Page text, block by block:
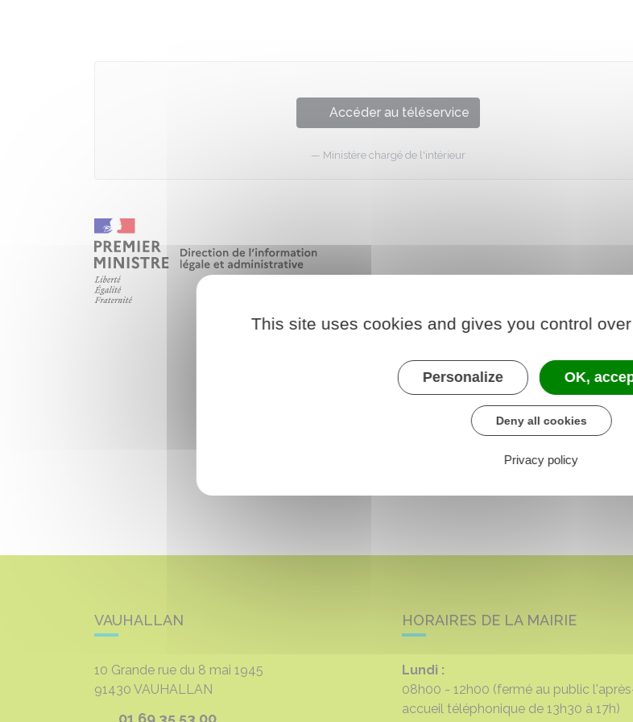
Accéder au téléservice
Ministère chargé de l'intérieur
VAUHALLAN
10 Grande rue du 8 mai 1945
91430 VAUHALLAN
HORAIRES DE LA MAIRIE
Lundi :
08h00 - 12h00 (fermé au public
accueil téléphonique de 13h30 à 17h)
This site uses cookies and gives you control
Personalize OK,
Deny all cookies
Privacy policy